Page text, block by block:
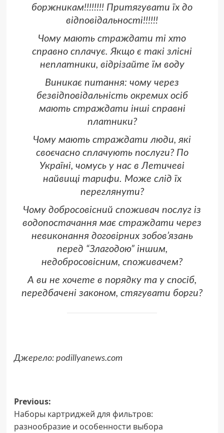
боржникам!!!!!!!! Притягувати їх до
відповідальності!!!!!!
Чому мають страждати ті хто
справно сплачує. Якщо є такі злісні
неплатники, відрізайте їм воду
Виникає питання: чому через
безвідповідальність окремих осіб
мають страждати інші справні
платники?
Чому мають страждати люди, які
своєчасно сплачують послуги? По
Україні, чомусь у нас в Летичеві
найвищі тарифи. Може слід їх
переглянути?
Чому добросовісний споживач послуг із
водопостачання має страждати через
невиконання договірних зобов’язань
перед “Злагодою” іншим,
недобросовісним, споживачем?
А ви не хочете в порядку та у спосіб,
передбачені законом, стягувати борги?
Джерело: podillyanews.com
Post
navigation
Previous:
Наборы картриджей для фильтров:
разнообразие и особенности выбора